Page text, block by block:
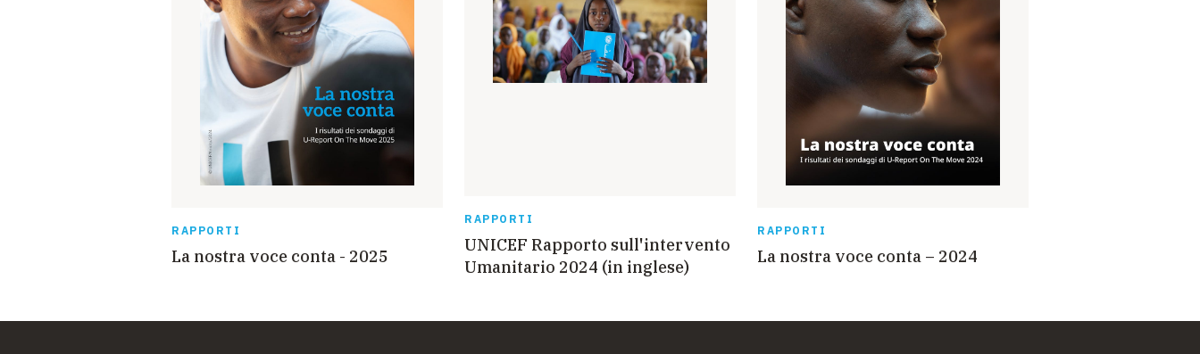
RAPPORTI
La nostra voce conta - 2025
RAPPORTI
UNICEF Rapporto sull'intervento
Umanitario 2024 (in inglese)
RAPPORTI
La nostra voce conta – 2024